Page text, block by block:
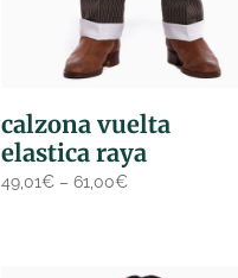
calzona vuelta
elastica raya
49,01€ –61,00€